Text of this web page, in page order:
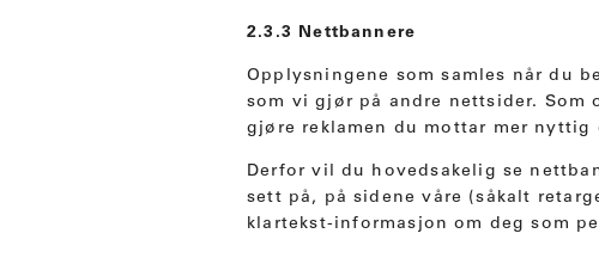
2.3.3 Nettbannere
Opplysningene som samles når du
som vi gjør på andre nettsider. Som
gjøre reklamen du mottar mer nyttig
Derfor vil du hovedsakelig se
sett på, på sidene våre (såkalt
klartekst-informasjon om deg som